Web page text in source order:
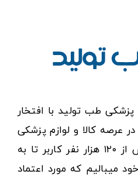
پزشکی طب تولید با افتخار
در عرصه کالا و لوازم پزشکی
توانسته مورد اعتماد بیش از ۱۲۰ هزار نفر کاربر تا به
میبالیم که مورد اعتماد